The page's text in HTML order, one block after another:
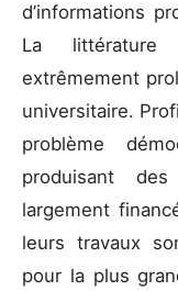
d’informations
La littérature
extrêmement
universitaire.
problème
produisant
largement
leurs travaux
pour la plus